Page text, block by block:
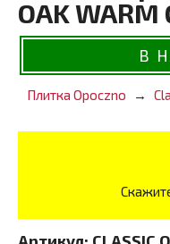
OAK WARM
В
Плитка Opoczno